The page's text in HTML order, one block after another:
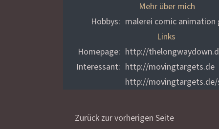
Mehr über mich
Hobbys: malerei comic animation
Links
Homepage: http://
Interessant: http://movingtargets.de
http://
Zurück zur vorherigen Seite